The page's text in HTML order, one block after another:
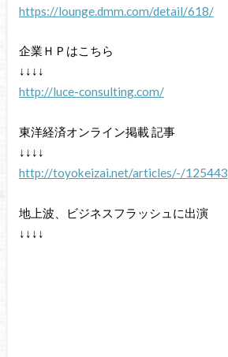
https://lounge.dmm.com/detail/618/
企業ＨＰはこちら
↓↓↓↓
http://luce-consulting.com/
東洋経済オンライン掲載 記事
↓↓↓↓
http://toyokeizai.net/articles/-/125443
地上波、ビジネスフラッシュに出演
↓↓↓↓